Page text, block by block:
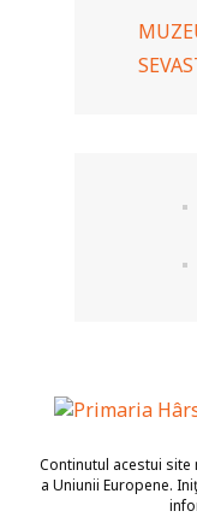
Continutul acestui
a Uniunii Europene.